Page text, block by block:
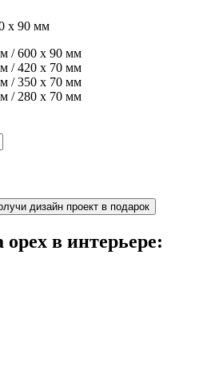
х 90 мм
/ 600 х 90 мм
/ 420 х 70 мм
/ 350 х 70 мм
/ 280 х 70 мм
дизайн проект в подарок
в интерьере: